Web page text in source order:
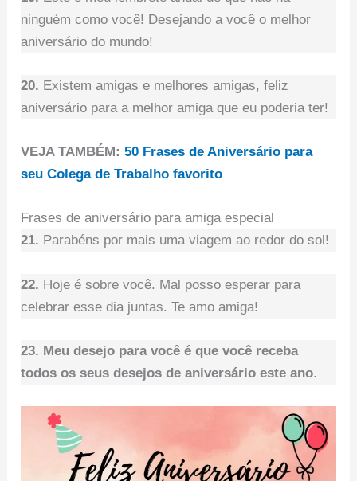
ninguém como você! Desejando a você o melhor
aniversário do mundo!
20. Existem amigas e melhores amigas, feliz
aniversário para a melhor amiga que eu poderia ter!
VEJA TAMBÉM:50 Frases de Aniversário para
seu Colega de Trabalho favorito
Frases de aniversário para amiga especial
21. Parabéns por mais uma viagem ao redor do sol!
22. Hoje é sobre você. Mal posso esperar para
celebrar esse dia juntas. Te amo amiga!
23. Meu desejo para você é que você receba
todos os seus desejos de aniversário este ano.